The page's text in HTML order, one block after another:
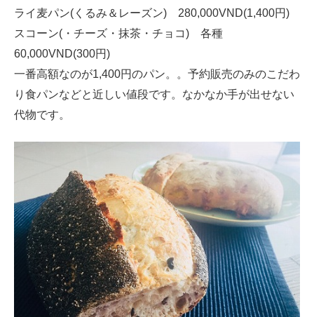
ライ麦パン(くるみ＆レーズン) 280,000VND(1,400円)
スコーン(・チーズ・抹茶・チョコ) 各種
60,000VND(300円)
一番高額なのが1,400円のパン。。予約販売のみのこだわ
り食パンなどと近しい値段です。なかなか手が出せない
代物です。